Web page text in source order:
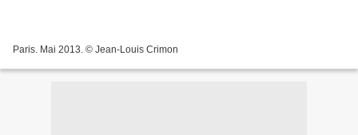
Paris. Mai 2013. © Jean-Louis Crimon